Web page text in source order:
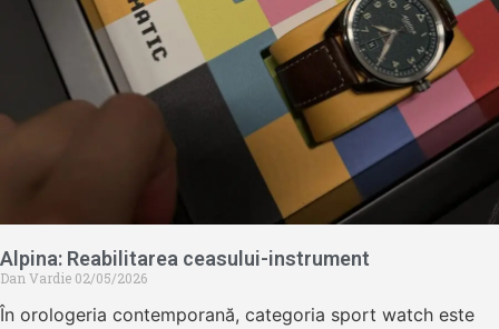
Alpina: Reabilitarea ceasului-instrument
Dan Vardie 02/05/2026
În orologeria contemporană, categoria sport watch este